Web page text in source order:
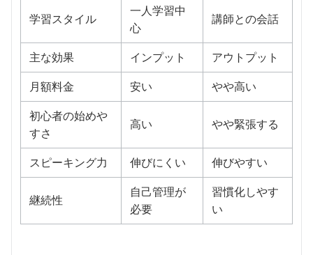
学習スタイル
一人学習中
心
講師との会話
主な効果 インプット アウトプット
月額料金 安い やや高い
初心者の始めや
すさ
高い やや緊張する
スピーキング力 伸びにくい 伸びやすい
継続性
自己管理が
必要
習慣化しやす
い